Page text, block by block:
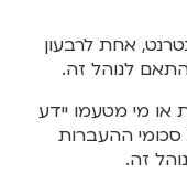
אחת לרבעון
לנוהל זה.
מי מטעמו יידע
ההעברות
זה.